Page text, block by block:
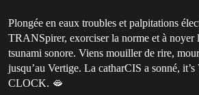
Plongée en eaux troubles et palpitations
TRANSpirer, exorciser la norme et à noyer
tsunami sonore. Viens mouiller de rire,
jusqu’au Vertige. La catharCIS a sonné,
CLOCK. 🫦